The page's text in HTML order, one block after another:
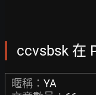
ccvsbsk 在
暱稱： YA